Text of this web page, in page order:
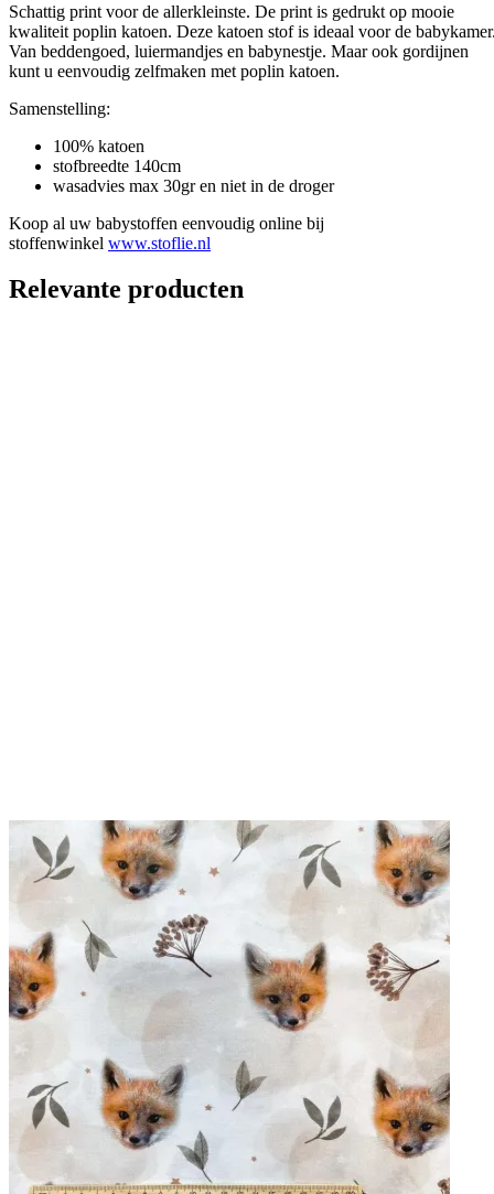
Schattig print voor de allerkleinste. De print is gedrukt op mooie
kwaliteit poplin katoen. Deze katoen stof is ideaal voor de
Van beddengoed, luiermandjes en babynestje. Maar ook gordijnen
kunt u eenvoudig zelfmaken met poplin katoen.
Samenstelling:
100% katoen
stofbreedte 140cm
wasadvies max 30gr en niet in de droger
Koop al uw babystoffen eenvoudig online bij
stoffenwinkel www.stoflie.nl
Relevante producten